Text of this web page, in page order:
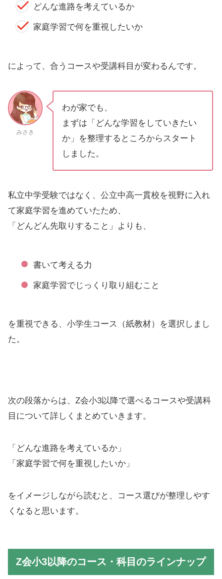
どんな進路を考えているか
家庭学習で何を重視したいか
によって、合うコースや受講科目が変わるんです。
みさき
わが家でも、
まずは「どんな学習をしていきたい
か」を整理するところからスタート
しました。
私立中学受験ではなく、公立中高一貫校を視野に入れ
て家庭学習を進めていたため、
「どんどん先取りすること」よりも、
書いて考える力
家庭学習でじっくり取り組むこと
を重視できる、小学生コース（紙教材）を選択しまし
た。
次の段落からは、Z会小3以降で選べるコースや受講科
目について詳しくまとめていきます。
「どんな進路を考えているか」
「家庭学習で何を重視したいか」
をイメージしながら読むと、コース選びが整理しやす
くなると思います。
Z会小3以降のコース・科目のラインナップ